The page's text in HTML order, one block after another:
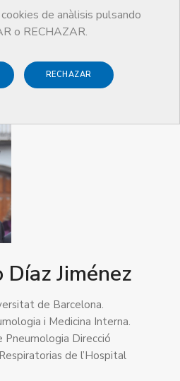
de anàlisis pulsando
o RECHAZAR.
RECHAZAR
2010
Díaz Jiménez
de Barcelona.
i Medicina Interna.
Pneumologia Direcció
de l’Hospital